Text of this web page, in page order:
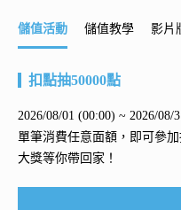
儲值活動 儲值教學 影片
扣點抽50000點
2026/08/01 (00:00) ~ 2026/08/
單筆消費任意面額，即可參
大獎等你帶回家！